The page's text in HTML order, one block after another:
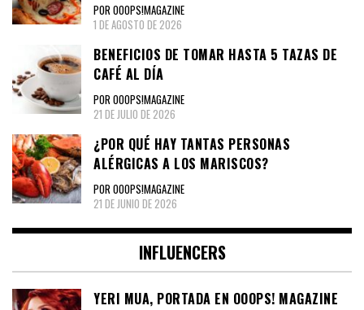
POR OOOPS!MAGAZINE
1 DE AGOSTO DE 2026
BENEFICIOS DE TOMAR HASTA 5 TAZAS DE
CAFÉ AL DÍA
POR OOOPS!MAGAZINE
21 DE JULIO DE 2026
¿POR QUÉ HAY TANTAS PERSONAS
ALÉRGICAS A LOS MARISCOS?
POR OOOPS!MAGAZINE
21 DE JUNIO DE 2026
INFLUENCERS
YERI MUA, PORTADA EN OOOPS! MAGAZINE